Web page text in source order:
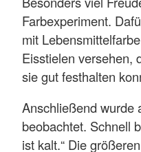
Farbexperiment.
mit
Eisstielen versehen,
sie gut festhalten
Anschließend wurde
beobachtet. Schnell
ist kalt.“ Die